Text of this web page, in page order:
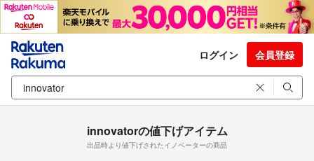
ログイン 会員登録
innovatorの値下げアイテム
出品時より値下げされたイノベーターの商品